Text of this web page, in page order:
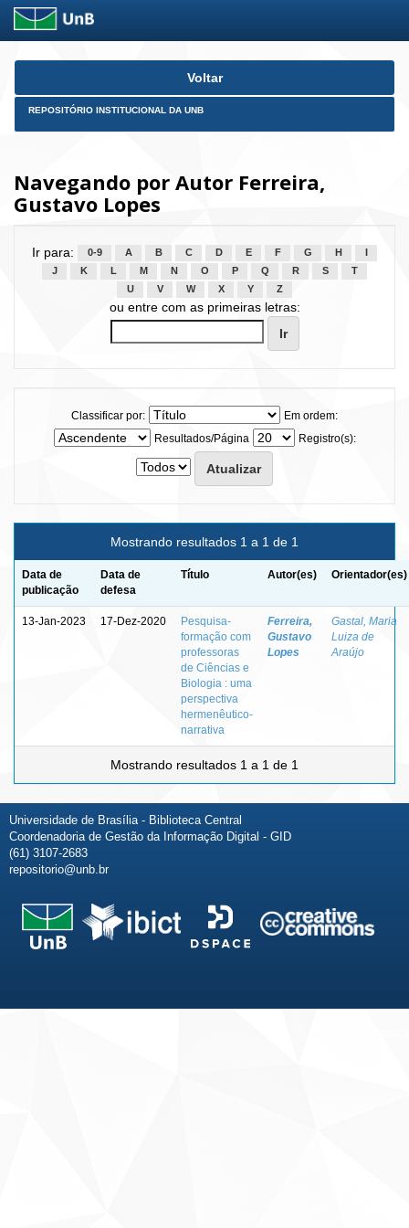
Skip
Voltar
REPOSITÓRIO INSTITUCIONAL DA UNB
Navegando por Autor Ferreira,
Gustavo Lopes
Ir para: 0-9 A B C D E F G H
J
K L M N O P Q R S
T
U
V W X Y Z
ou entre com as primeiras letras:
Classificar por:
Em ordem:
Resultados/Página
Registro(s):
Mostrando resultados 1 a 1 de 1
Data de
publicação
Data de
defesa
Título Autor(es) Orientador(es)
13-Jan-2023 17-Dez-2020
Pesquisa-
formação com
professoras
de Ciências e
Biologia : uma
perspectiva
hermenêutico-
narrativa
Ferreira,
Gustavo
Lopes
Gastal, Maria
Luiza de
Araújo
Mostrando resultados 1 a 1 de 1
Universidade de Brasília - Biblioteca Central
Coordenadoria de Gestão da Informação Digital - GID
(61) 3107-2683
repositorio@unb.br